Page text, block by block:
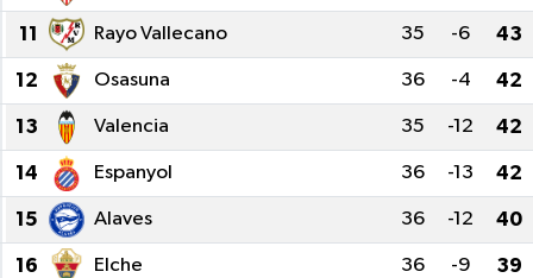
11 Rayo Vallecano 35 -6 43
12 Osasuna 36 -4 42
13 Valencia 35 -12 42
14 Espanyol 36 -13 42
15 Alaves 36 -12 40
16 Elche 36 -9 39